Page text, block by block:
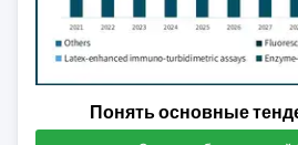
Понять основные